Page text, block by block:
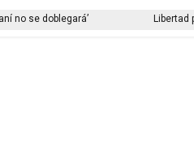
se doblegará’ Libertad